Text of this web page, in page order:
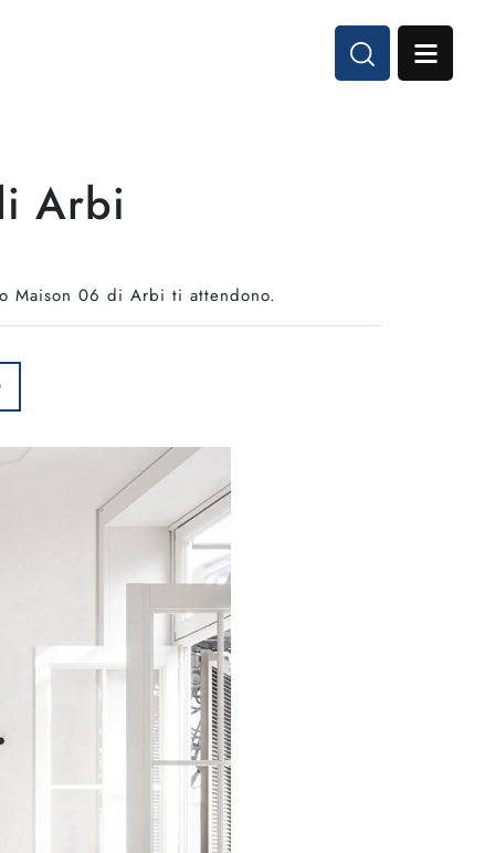
Arbi
Maison 06 di Arbi ti attendono.